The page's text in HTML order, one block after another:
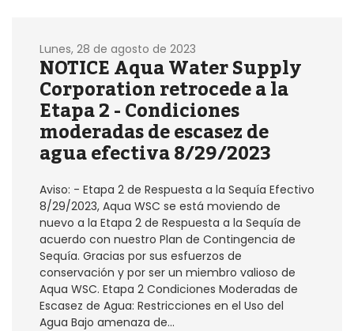
Lunes, 28 de agosto de 2023
NOTICE Aqua Water Supply
Corporation retrocede a la
Etapa 2 - Condiciones
moderadas de escasez de
agua efectiva 8/29/2023
Aviso: - Etapa 2 de Respuesta a la Sequía Efectivo
8/29/2023, Aqua WSC se está moviendo de
nuevo a la Etapa 2 de Respuesta a la Sequía de
acuerdo con nuestro Plan de Contingencia de
Sequía. Gracias por sus esfuerzos de
conservación y por ser un miembro valioso de
Aqua WSC. Etapa 2 Condiciones Moderadas de
Escasez de Agua: Restricciones en el Uso del
Agua Bajo amenaza de...